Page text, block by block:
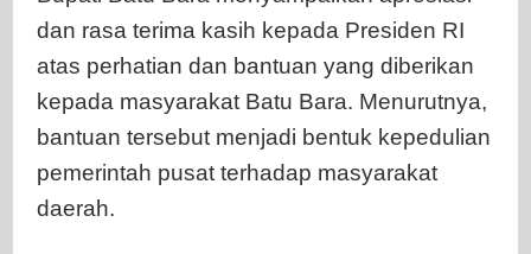
dan rasa terima kasih kepada Presiden RI
atas perhatian dan bantuan yang diberikan
kepada masyarakat Batu Bara. Menurutnya,
bantuan tersebut menjadi bentuk kepedulian
pemerintah pusat terhadap masyarakat
daerah.